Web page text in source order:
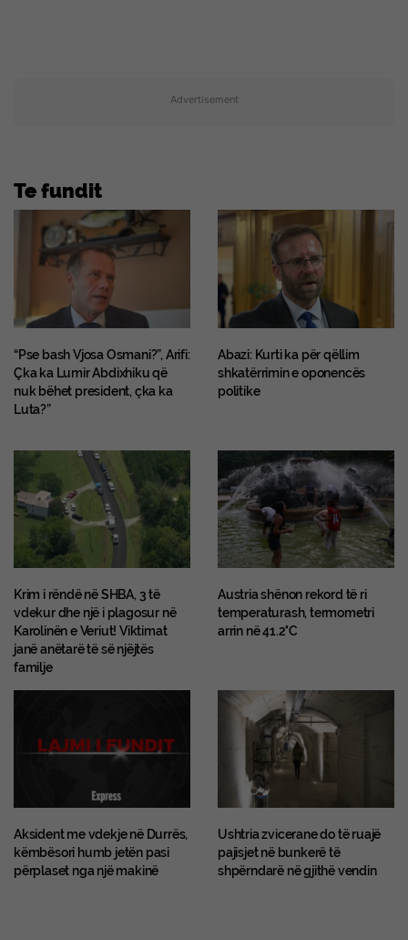
Advertisement
Te fundit
“Pse bash Vjosa Osmani?”, Arifi:
Çka ka Lumir Abdixhiku që
nuk bëhet president, çka ka
Luta?”
Abazi: Kurti ka për qëllim
shkatërrimin e oponencës
politike
Krim i rëndë në SHBA, 3 të
vdekur dhe një i plagosur në
Karolinën e Veriut! Viktimat
janë anëtarë të së njëjtës
familje
Austria shënon rekord të ri
temperaturash, termometri
arrin në 41.2°C
Aksident me vdekje në Durrës,
këmbësori humb jetën pasi
përplaset nga një makinë
Ushtria zvicerane do të ruajë
pajisjet në bunkerë të
shpërndarë në gjithë vendin